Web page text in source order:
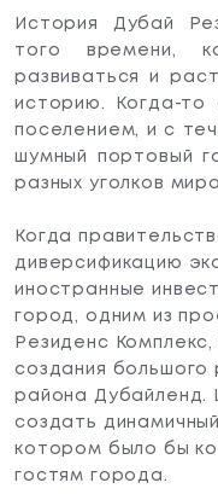
История Дубай
того времени,
развиваться и
историю. Когда-
поселением, и с
шумный портовый
разных уголков
Когда
диверсификацию
иностранные
город, одним из
Резиденс Комплекс,
создания большого
района Дубайленд.
создать
котором было бы
гостям города.